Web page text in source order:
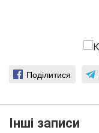
Поділитися
Інші записи